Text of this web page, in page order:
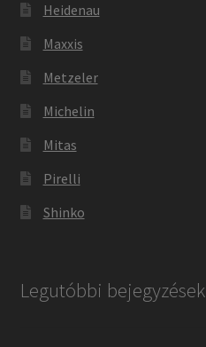
Heidenau
Maxxis
Metzeler
Michelin
Mitas
Pirelli
Shinko
Legutóbbi bejegyzések